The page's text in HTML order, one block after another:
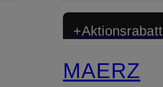
+Aktionsrabatt
MAERZ